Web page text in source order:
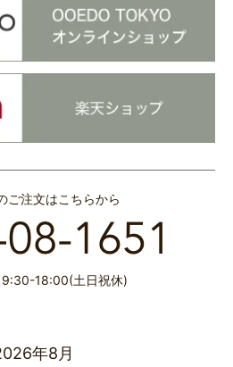
ご注文はこちらから
18:00(土日祝休)
年8月